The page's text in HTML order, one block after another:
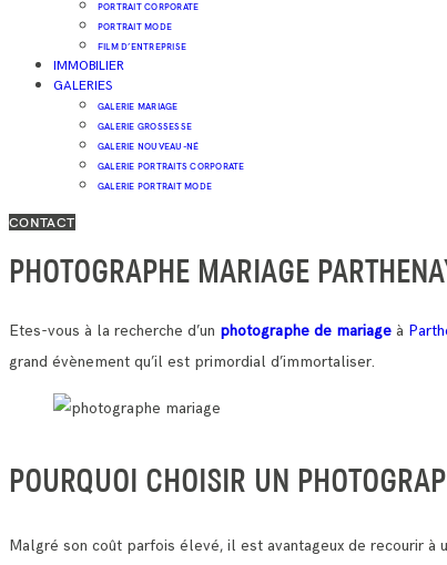
PORTRAIT CORPORATE
PORTRAIT MODE
FILM D’ENTREPRISE
IMMOBILIER
GALERIES
GALERIE MARIAGE
GALERIE GROSSESSE
GALERIE NOUVEAU-NÉ
GALERIE PORTRAITS CORPORATE
GALERIE PORTRAIT MODE
CONTACT
PHOTOGRAPHE MARIAGE
Etes-vous à la recherche d’un photographe de mariage à
grand évènement qu’il est primordial d’immortaliser.
POURQUOI CHOISIR UN
Malgré son coût parfois élevé, il est avantageux de recourir à